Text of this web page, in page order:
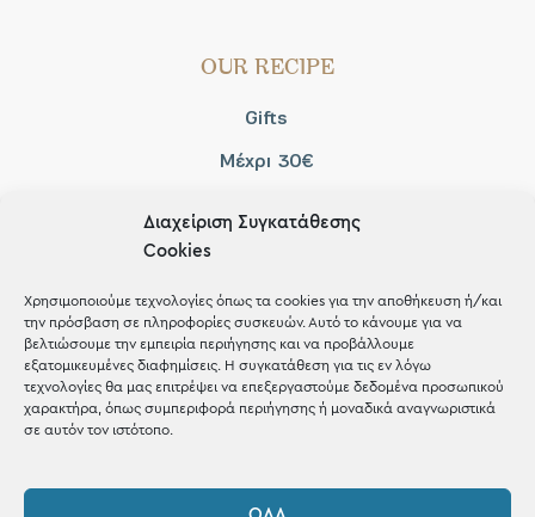
Διαχείριση Συγκατάθεσης
Cookies
Χρησιμοποιούμε τεχνολογίες όπως τα cookies για την αποθήκευση ή/και
την πρόσβαση σε πληροφορίες συσκευών. Αυτό το κάνουμε για να
βελτιώσουμε την εμπειρία περιήγησης και να προβάλλουμε
εξατομικευμένες διαφημίσεις. Η συγκατάθεση για τις εν λόγω
τεχνολογίες θα μας επιτρέψει να επεξεργαστούμε δεδομένα προσωπικού
χαρακτήρα, όπως συμπεριφορά περιήγησης ή μοναδικά αναγνωριστικά
σε αυτόν τον ιστότοπο.
OUR RECIPE
Gifts
Μέχρι 30€
Shop the look
ΚΑΤΑΣΤΗΜΑ
2421 217300